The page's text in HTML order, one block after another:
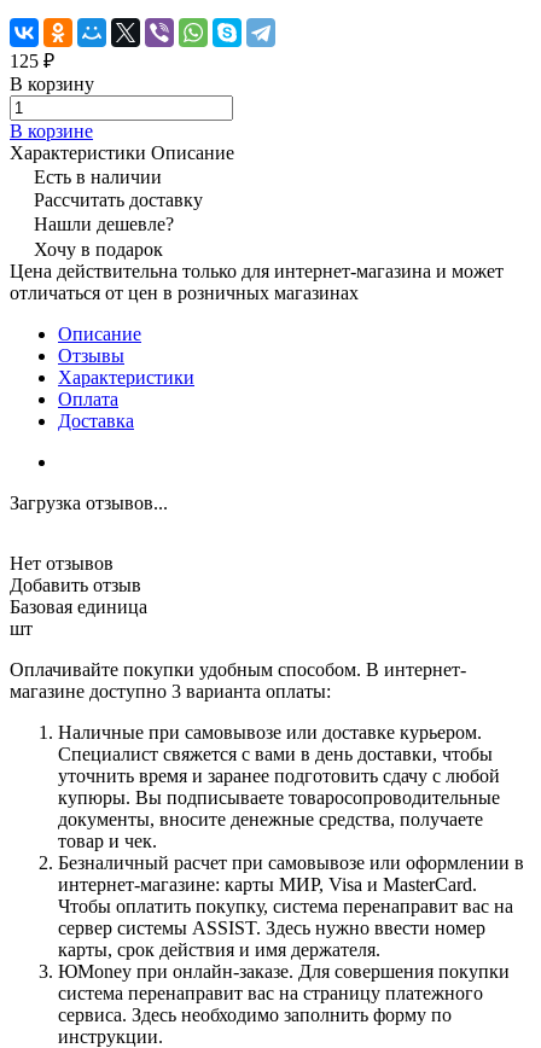
125 ₽
В корзину
В корзине
Характеристики Описание
Есть в наличии
Рассчитать доставку
Нашли дешевле?
Хочу в подарок
Цена действительна только для интернет-магазина и может
отличаться от цен в розничных магазинах
Описание
Отзывы
Характеристики
Оплата
Доставка
Загрузка отзывов...
Нет отзывов
Добавить отзыв
Базовая единица
шт
Оплачивайте покупки удобным способом. В интернет-
магазине доступно 3 варианта оплаты:
Наличные при самовывозе или доставке курьером.
Специалист свяжется с вами в день доставки, чтобы
уточнить время и заранее подготовить сдачу с любой
купюры. Вы подписываете товаросопроводительные
документы, вносите денежные средства, получаете
товар и чек.
Безналичный расчет при самовывозе или оформлении в
интернет-магазине: карты МИР, Visa и MasterCard.
Чтобы оплатить покупку, система перенаправит вас на
сервер системы ASSIST. Здесь нужно ввести номер
карты, срок действия и имя держателя.
ЮMoney при онлайн-заказе. Для совершения покупки
система перенаправит вас на страницу платежного
сервиса. Здесь необходимо заполнить форму по
инструкции.